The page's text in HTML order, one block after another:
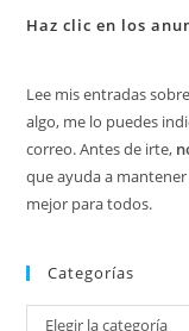
Haz clic en los
Lee mis entradas
algo, me lo puedes
correo. Antes de irte,
que ayuda a
mejor para todos.
Categorías
Categorías
Elegir la categoría